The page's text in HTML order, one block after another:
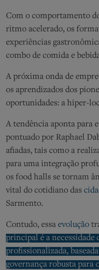
Com o comportamento
ritmo acelerado, os
experiências
combo de comida e
A próxima onda de
os aprendizados dos
oportunidades: a hiper-
A tendência aponta para
pontuado por Raphael
afiadas, tais como a
para uma integração
os food halls se tornam
vital do cotidiano das
Sarmento.
Contudo, essa evolução
principal é a necessidade
profissionalizada,
governança robusta para